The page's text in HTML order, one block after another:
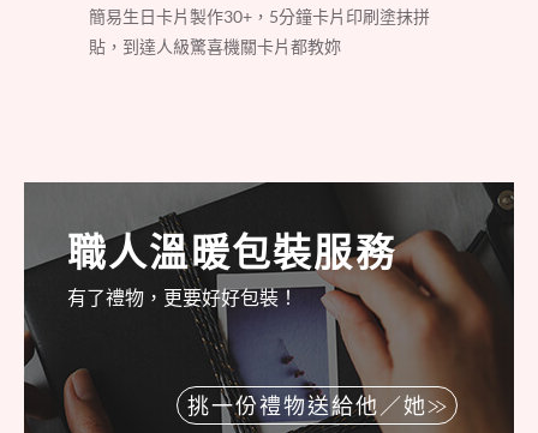
簡易生日卡片製作30+，5分鐘卡片印刷塗抹拼
貼，到達人級驚喜機關卡片都教妳
職人溫暖包裝服務
有了禮物，更要好好包裝！
挑一份禮物送給他／她